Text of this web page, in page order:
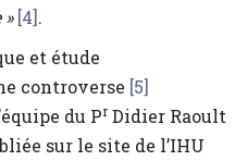
[4].
et étude
controverse [5]
du Pr Didier Raoult
sur le site de l’IHU